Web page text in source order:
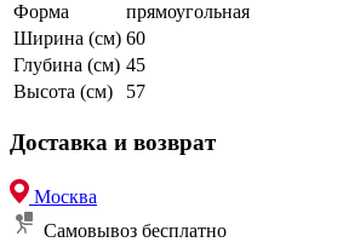
Форма
прямоугольная
Ширина (см) 60
Глубина (см) 45
Высота (см)
57
Доставка и возврат
Москва
Самовывоз бесплатно